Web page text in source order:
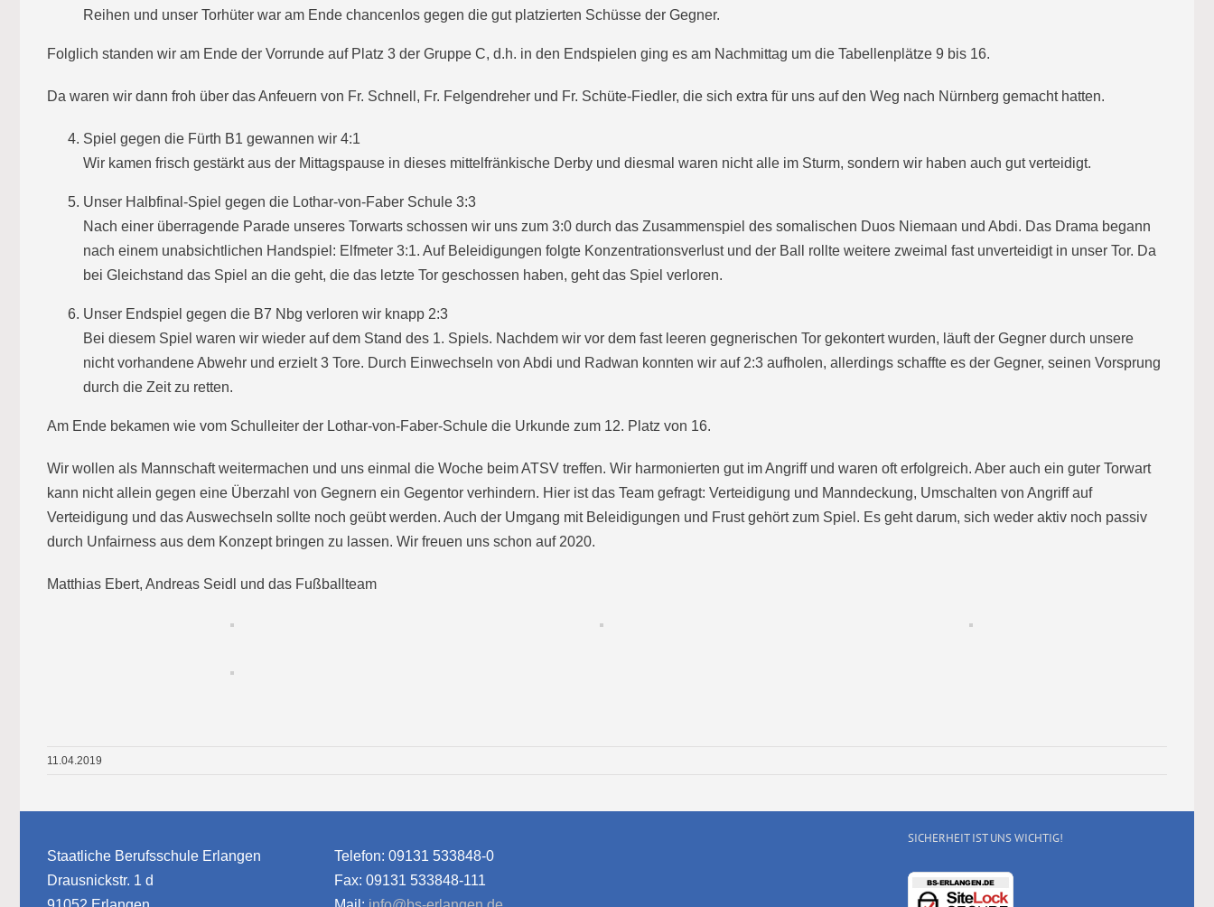
Reihen und unser Torhüter war am Ende chancenlos gegen die gut platzierten Schüsse der Gegner.
Folglich standen wir am Ende der Vorrunde auf Platz 3 der Gruppe C, d.h. in den Endspielen ging es am Nachmittag um die Tabellenplätze 9 bis 16.
Da waren wir dann froh über das Anfeuern von Fr. Schnell, Fr. Felgendreher und Fr. Schüte-Fiedler, die sich extra für uns auf den Weg nach Nürnberg gemacht hatten.
Spiel gegen die Fürth B1 gewannen wir 4:1
Wir kamen frisch gestärkt aus der Mittagspause in dieses mittelfränkische Derby und diesmal waren nicht alle im Sturm, sondern wir haben auch gut verteidigt.
Unser Halbfinal-Spiel gegen die Lothar-von-Faber Schule 3:3
Nach einer überragende Parade unseres Torwarts schossen wir uns zum 3:0 durch das Zusammenspiel des somalischen Duos Niemaan und Abdi. Das Drama begann
nach einem unabsichtlichen Handspiel: Elfmeter 3:1. Auf Beleidigungen folgte Konzentrationsverlust und der Ball rollte weitere zweimal fast unverteidigt in unser Tor. Da
bei Gleichstand das Spiel an die geht, die das letzte Tor geschossen haben, geht das Spiel verloren.
Unser Endspiel gegen die B7 Nbg verloren wir knapp 2:3
Bei diesem Spiel waren wir wieder auf dem Stand des 1. Spiels. Nachdem wir vor dem fast leeren gegnerischen Tor gekontert wurden, läuft der Gegner durch unsere
nicht vorhandene Abwehr und erzielt 3 Tore. Durch Einwechseln von Abdi und Radwan konnten wir auf 2:3 aufholen, allerdings schaffte es der Gegner, seinen Vorsprung
durch die Zeit zu retten.
Am Ende bekamen wie vom Schulleiter der Lothar-von-Faber-Schule die Urkunde zum 12. Platz von 16.
Wir wollen als Mannschaft weitermachen und uns einmal die Woche beim ATSV treffen. Wir harmonierten gut im Angriff und waren oft erfolgreich. Aber auch ein guter Torwart
kann nicht allein gegen eine Überzahl von Gegnern ein Gegentor verhindern. Hier ist das Team gefragt: Verteidigung und Manndeckung, Umschalten von Angriff auf
Verteidigung und das Auswechseln sollte noch geübt werden. Auch der Umgang mit Beleidigungen und Frust gehört zum Spiel. Es geht darum, sich weder aktiv noch passiv
durch Unfairness aus dem Konzept bringen zu lassen. Wir freuen uns schon auf 2020.
Matthias Ebert, Andreas Seidl und das Fußballteam
11.04.2019
Staatliche Berufsschule Erlangen
Drausnickstr. 1 d
Telefon: 09131 533848-0
Fax: 09131 533848-111
SICHERHEIT IST UNS WICHTIG!